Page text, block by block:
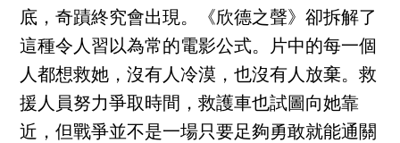
底，奇蹟終究會出現。《欣德之聲》卻拆解了
這種令人習以為常的電影公式。片中的每一個
人都想救她，沒有人冷漠，也沒有人放棄。救
援人員努力爭取時間，救護車也試圖向她靠
近，但戰爭並不是一場只要足夠勇敢就能通關